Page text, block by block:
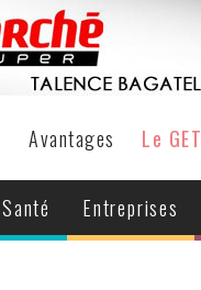
Avantages Le GET
Santé Entreprises